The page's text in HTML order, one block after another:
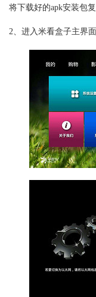
将下载好的apk安装包复
2、进入米看盒子主界